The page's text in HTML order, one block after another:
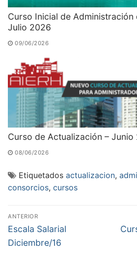
Curso Inicial de
Julio 2026
09/06/2026
Curso de Actualización – Junio
08/06/2026
Etiquetados actualizacion,
consorcios, cursos
Navegación
de
entradas
ANTERIOR
Entrada
anterior:
Escala Salarial
Diciembre/16